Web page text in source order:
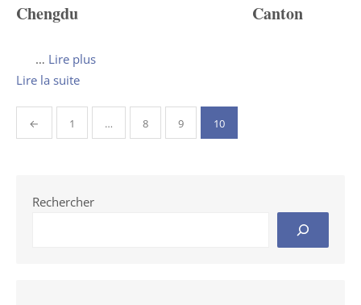
Chengdu Canton
… Lire plus
Lire la suite
Pagination
des
← 1 … 8 9 10
Rechercher